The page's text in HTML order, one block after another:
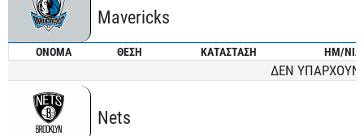
Mavericks
ONOMA ΘΕΣΗ ΚΑΤΑΣΤΑΣΗ ΗΜ/ΝΙΑ
ΔΕΝ ΥΠΑΡΧΟΥΝ
Nets